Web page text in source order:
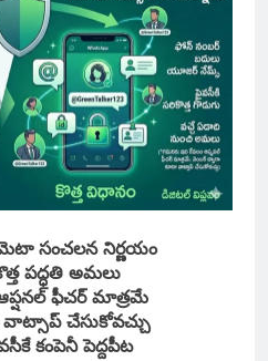
సంచలన నిర్ణయం
పద్ధతి అమలు
ఫీచర్ మాత్రమే
చేసుకోవచ్చు
కంపెనీ పెద్దపీట